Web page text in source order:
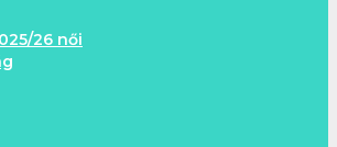
26 női